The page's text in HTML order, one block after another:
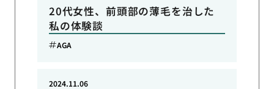
20代女性、前頭部の薄毛を治した
私の体験談
AGA
2024.11.06